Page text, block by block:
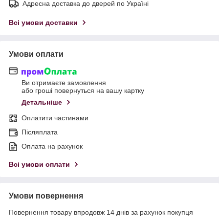
Адресна доставка до дверей по Україні
Всі умови доставки
Умови оплати
Ви отримаєте замовлення
або гроші повернуться на вашу картку
Детальніше
Оплатити частинами
Післяплата
Оплата на рахунок
Всі умови оплати
Умови повернення
Повернення товару впродовж 14 днів за рахунок покупця